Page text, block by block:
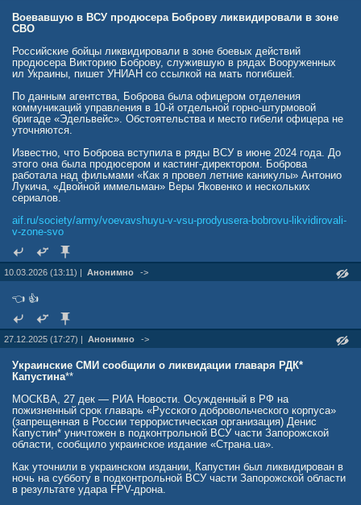
уголовное дело. В результате обстрела Белгорода тем днем не
выжили три человека, еще двое пропали без вести, в том числе
частных и 11 многоквартирных домов, полностью был разрушен
один дом.
Воевавшую в ВСУ продюсера Боброву ликвидировали в зоне
СВО
Российские бойцы ликвидировали в зоне боевых действий
продюсера Викторию Боброву, служившую в рядах Вооруженных
ил Украины, пишет УНИАН со ссылкой на мать погибшей.
По данным агентства, Боброва была офицером отделения
коммуникаций управления в 10-й отдельной горно-штурмовой
бригаде «Эдельвейс». Обстоятельства и место гибели офицера не
уточняются.
Известно, что Боброва вступила в ряды ВСУ в июне 2024 года. До
этого она была продюсером и кастинг-директором. Боброва
работала над фильмами «Как я провел летние каникулы» Антонио
Лукича, «Двойной иммельман» Веры Яковенко и нескольких
сериалов.
aif.ru/society/army/voevavshuyu-v-vsu-prodyusera-bobrovu-likvidirovali-
v-zone-svo
10.03.2026 (13:11) | Анонимно ->
👈 👍
27.12.2025 (17:27) | Анонимно ->
Украинские СМИ сообщили о ликвидации главаря РДК*
Капустина**
МОСКВА, 27 дек — РИА Новости. Осужденный в РФ на
пожизненный срок главарь «Русского добровольческого корпуса»
(запрещенная в России террористическая организация) Денис
Капустин* уничтожен в подконтрольной ВСУ части Запорожской
области, сообщило украинское издание «Страна.ua».
Как уточнили в украинском издании, Капустин был ликвидирован в
ночь на субботу в подконтрольной ВСУ части Запорожской области
в результате удара FPV-дрона.